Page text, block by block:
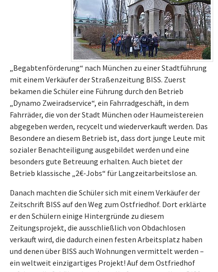
„Begabtenförderung“ nach München zu einer Stadtführung
mit einem Verkäufer der Straßenzeitung BISS. Zuerst
bekamen die Schüler eine Führung durch den Betrieb
„Dynamo Zweiradservice“, ein Fahrradgeschäft, in dem
Fahrräder, die von der Stadt München oder Haumeistereien
abgegeben werden, recycelt und wiederverkauft werden. Das
Besondere an diesem Betrieb ist, dass dort junge Leute mit
sozialer Benachteiligung ausgebildet werden und eine
besonders gute Betreuung erhalten. Auch bietet der
Betrieb klassische „2€-Jobs“ für Langzeitarbeitslose an.
Danach machten die Schüler sich mit einem Verkäufer der
Zeitschrift BISS auf den Weg zum Ostfriedhof. Dort erklärte
er den Schülern einige Hintergründe zu diesem
Zeitungsprojekt, die ausschließlich von Obdachlosen
verkauft wird, die dadurch einen festen Arbeitsplatz haben
und denen über BISS auch Wohnungen vermittelt werden –
ein weltweit einzigartiges Projekt! Auf dem Ostfriedhof